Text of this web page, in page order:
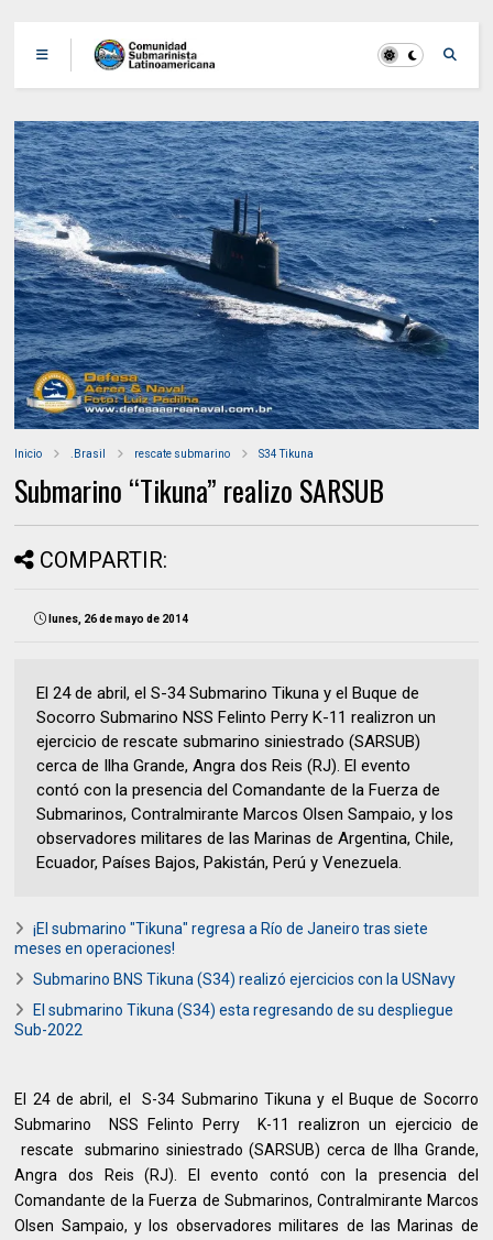
Inicio .Brasil rescate submarino S34 Tikuna
Submarino “Tikuna” realizo SARSUB
COMPARTIR:
lunes, 26 de mayo de 2014
El 24 de abril, el S-34 Submarino Tikuna y el Buque de
Socorro Submarino NSS Felinto Perry K-11 realizron un
ejercicio de rescate submarino siniestrado (SARSUB)
cerca de Ilha Grande, Angra dos Reis (RJ). El evento
contó con la presencia del Comandante de la Fuerza de
Submarinos, Contralmirante Marcos Olsen Sampaio, y los
observadores militares de las Marinas de Argentina, Chile,
Ecuador, Países Bajos, Pakistán, Perú y Venezuela.
¡El submarino "Tikuna" regresa a Río de Janeiro tras siete
meses en operaciones!
Submarino BNS Tikuna (S34) realizó ejercicios con la USNavy
El submarino Tikuna (S34) esta regresando de su despliegue
Sub-2022
El 24 de abril, el S-34 Submarino Tikuna y el Buque de Socorro
Submarino NSS Felinto Perry K-11 realizron un ejercicio de
rescate submarino siniestrado (SARSUB) cerca de Ilha Grande,
Angra dos Reis (RJ). El evento contó con la presencia del
Comandante de la Fuerza de Submarinos, Contralmirante Marcos
Olsen Sampaio, y los observadores militares de las Marinas de